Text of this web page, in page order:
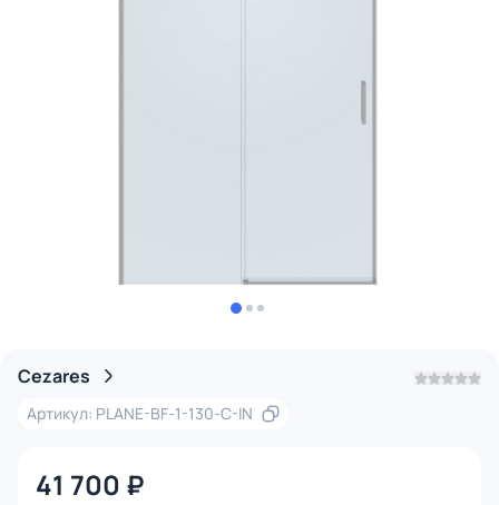
Cezares
Артикул: PLANE-BF-1-130-C-IN
41 700 ₽